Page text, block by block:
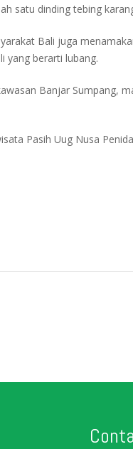
satu dinding tebing
Bali juga
yang berarti lubang.
Banjar Sumpang,
Pasih Uug Nusa